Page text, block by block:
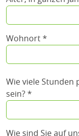
Wohnort *
Wie viele Stunden
sein? *
Wie sind Sie auf